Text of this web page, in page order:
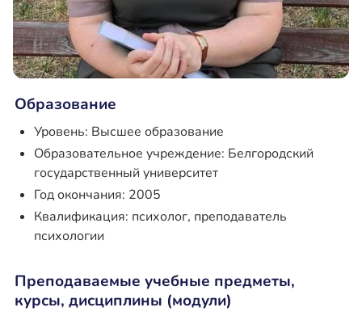
Образование
Уровень: Высшее образование
Образовательное учреждение: Белгородский
государственный университет
Год окончания: 2005
Квалификация: психолог, преподаватель
психологии
Преподаваемые учебные предметы,
курсы, дисциплины (модули)